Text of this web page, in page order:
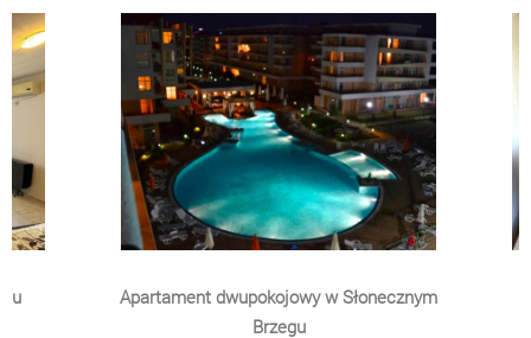
Apartament dwupokojowy w Słonecznym
Brzegu